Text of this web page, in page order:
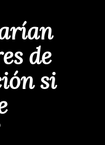
de
si